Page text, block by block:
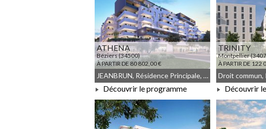
ATHENA
Béziers (34500)
À PARTIR DE 80 802,00 €
À PARTIR DE 80 802,00 €
JEANBRUN, Résidence Principale, Droit commun, Meublé non géré
Découvrir le programme
TRINITY
Montpellier
À PARTIR DE 122
À PARTIR
Découvrir